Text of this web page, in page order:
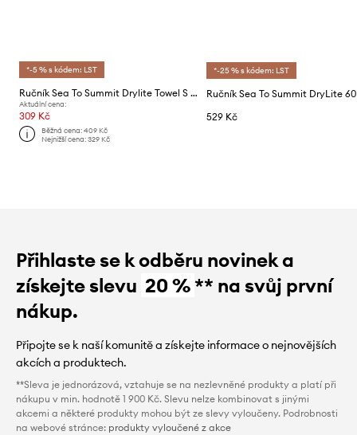
*-5 % s kódem: LST
Ručník Sea To Summit Drylite Towel S 40 x 80 cm
Aktuální cena:
309 Kč
Běžná cena:409 Kč
Nejnižší cena:329 Kč
*-25 % s kódem: LST
529 Kč
Přihlaste se k odběru novinek a
získejte slevu 20 %** na svůj první
nákup.
Připojte se k naší komunitě a získejte informace o nejnovějších
akcích a produktech.
**Sleva je jednorázová, vztahuje se na nezlevněné produkty a platí při
nákupu v min. hodnotě 1 900 Kč. Slevu nelze kombinovat s jinými
akcemi a některé produkty mohou být ze slevy vyloučeny. Podrobnosti
na webové stránce: produkty vyloučené z akce